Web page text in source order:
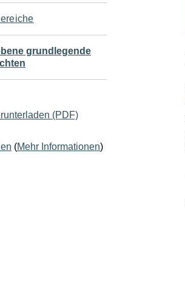
grundlegende
(PDF)
(Mehr Informationen)